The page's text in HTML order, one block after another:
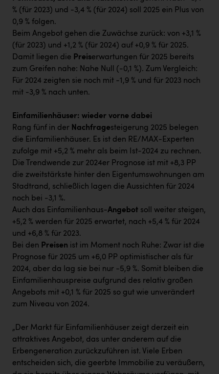
% (für 2023) und -3,4 % (für 2024) soll 2025 ein Plus von
0,9 % folgen.
Beim Angebot gehen die Zuwächse zurück: von +3,1 %
(für 2023) und +1,2 % (für 2024) auf +0,9 % für 2025.
Damit liegen die Preiserwartungen für 2025 bereits
zum Greifen nahe: Nahe Null (-0,1 %). Zum Vergleich:
Für 2024 zeigten sie noch mit -1,9 % und für 2023 noch
mit -3,9 % nach unten.
Einfamilienhäuser: wieder vorne dabei
Rang fünf in der Nachfragesteigerung 2025 belegen
die Einfamilienhäuser. Es ist den RE/MAX-Experten
zufolge mit +5,2 % mehr als beim Ist-2024 zu rechnen.
Die Trendwende zur 2024er Prognose ist mit +8,3 PP
die zweitstärkste hinter den Eigentumswohnungen am
Stadtrand, schließlich lagen die Aussichten für 2024
noch bei -3,1 %.
Auch das Einfamilienhaus-Angebot soll weiter steigen,
+5,2 % werden für 2025 erwartet, nach +5,4 % für 2024
und +6,8 % für 2023.
Bei den Preisen ist im Moment noch Ruhe: Zwar ist die
Prognose für 2025 um +6,0 PP optimistischer als für
2024, aber da lag sie bei nur -5,9 %. Somit bleiben die
Einfamilienhauspreise aufgrund des relativ großen
Angebots mit +0,1 % für 2025 so gut wie unverändert
zum Niveau von 2024.
„Der Markt für Einfamilienhäuser zeigt derzeit ein
attraktives Angebot, das unter anderem auf die
Erbengeneration zurückzuführen ist. Viele Erben
entscheiden sich, die geerbte Immobilie zu veräußern,